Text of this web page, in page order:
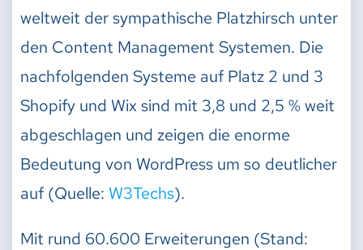
weltweit der sympathische Platzhirsch unter
den Content Management Systemen. Die
nachfolgenden Systeme auf Platz 2 und 3
Shopify und Wix sind mit 3,8 und 2,5 % weit
abgeschlagen und zeigen die enorme
Bedeutung von WordPress um so deutlicher
auf (Quelle: W3Techs).
Mit rund 60.600 Erweiterungen (Stand: